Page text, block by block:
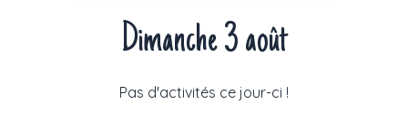
Dimanche 3 août
Pas d'activités ce jour-ci !